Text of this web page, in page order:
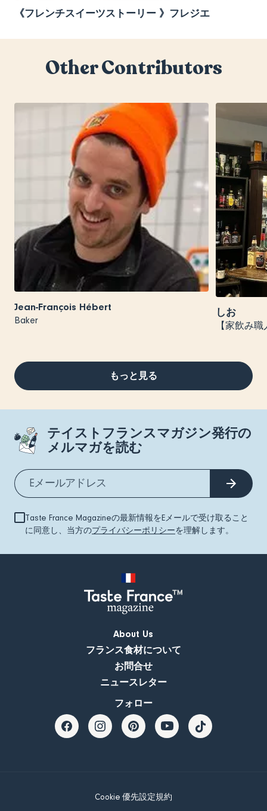
《フレンチスイーツストーリー 》フレジエ
Other Contributors
Jean-François Hébert
Baker
しお
【家飲み
もっと見る
テイストフランスマガジン発行の
メルマガを読む
Taste France Magazineの最新情報をEメールで受け取ること
に同意し、当方のプライバシーポリシーを理解します。
About Us
フランス食材について
お問合せ
ニュースレター
フォロー
Cookie 優先設定規約